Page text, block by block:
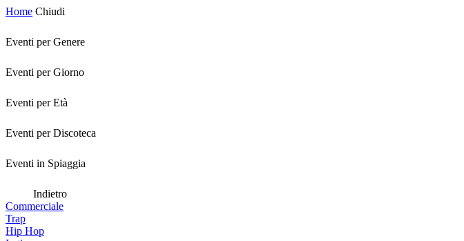
Home Chiudi
Eventi per Genere
Eventi per Giorno
Eventi per Età
Eventi per Discoteca
Eventi in Spiaggia
Indietro
Commerciale
Trap
Hip Hop